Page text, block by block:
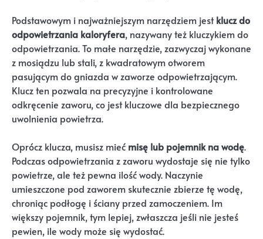
Podstawowym i najważniejszym narzędziem jestklucz do
odpowietrzania kaloryfera, nazywany też kluczykiem do
odpowietrzania. To małe narzędzie, zazwyczaj wykonane
z mosiądzu lub stali, z kwadratowym otworem
pasującym do gniazda w zaworze odpowietrzającym.
Klucz ten pozwala na precyzyjne i kontrolowane
odkręcenie zaworu, co jest kluczowe dla bezpiecznego
uwolnienia powietrza.
Oprócz klucza, musisz mieć misę lub pojemnik na wodę.
Podczas odpowietrzania z zaworu wydostaje się nie tylko
powietrze, ale też pewna ilość wody. Naczynie
umieszczone pod zaworem skutecznie zbierze tę wodę,
chroniąc podłogę i ściany przed zamoczeniem. Im
większy pojemnik, tym lepiej, zwłaszcza jeśli nie jesteś
pewien, ile wody może się wydostać.